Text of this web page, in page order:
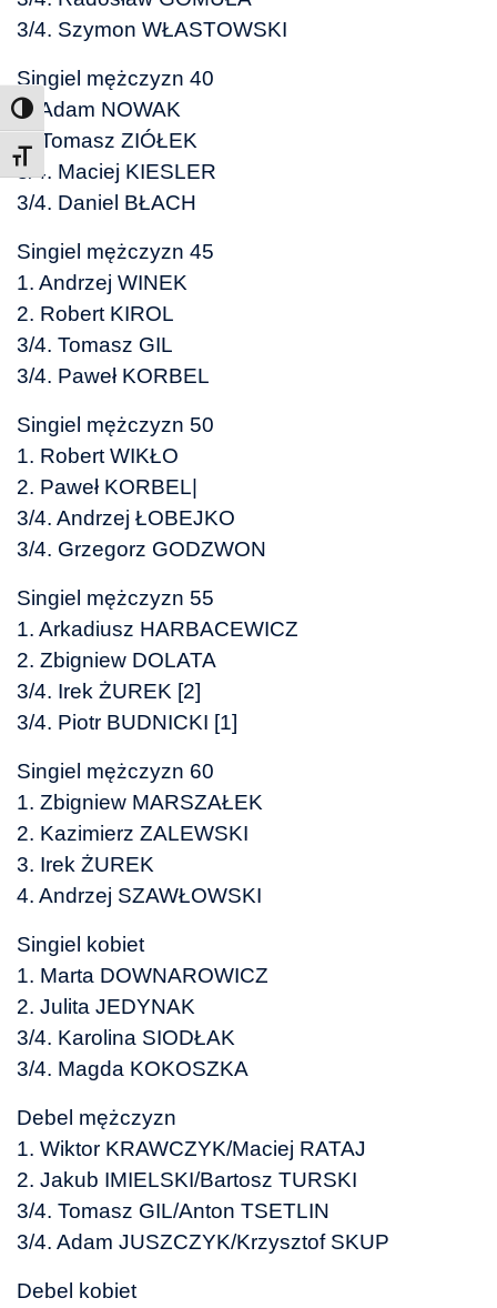
Toggle Font size
3/4. Szymon WŁASTOWSKI
Singiel mężczyzn 40
1. Adam NOWAK
2. Tomasz ZIÓŁEK
3/4. Maciej KIESLER
3/4. Daniel BŁACH
Singiel mężczyzn 45
1. Andrzej WINEK
2. Robert KIROL
3/4. Tomasz GIL
3/4. Paweł KORBEL
Singiel mężczyzn 50
1. Robert WIKŁO
2. Paweł KORBEL|
3/4. Andrzej ŁOBEJKO
3/4. Grzegorz GODZWON
Singiel mężczyzn 55
1. Arkadiusz HARBACEWICZ
2. Zbigniew DOLATA
3/4. Irek ŻUREK [2]
3/4. Piotr BUDNICKI [1]
Singiel mężczyzn 60
1. Zbigniew MARSZAŁEK
2. Kazimierz ZALEWSKI
3. Irek ŻUREK
4. Andrzej SZAWŁOWSKI
Singiel kobiet
1. Marta DOWNAROWICZ
2. Julita JEDYNAK
3/4. Karolina SIODŁAK
3/4. Magda KOKOSZKA
Debel mężczyzn
1. Wiktor KRAWCZYK/Maciej RATAJ
2. Jakub IMIELSKI/Bartosz TURSKI
3/4. Tomasz GIL/Anton TSETLIN
3/4. Adam JUSZCZYK/Krzysztof SKUP
Debel kobiet